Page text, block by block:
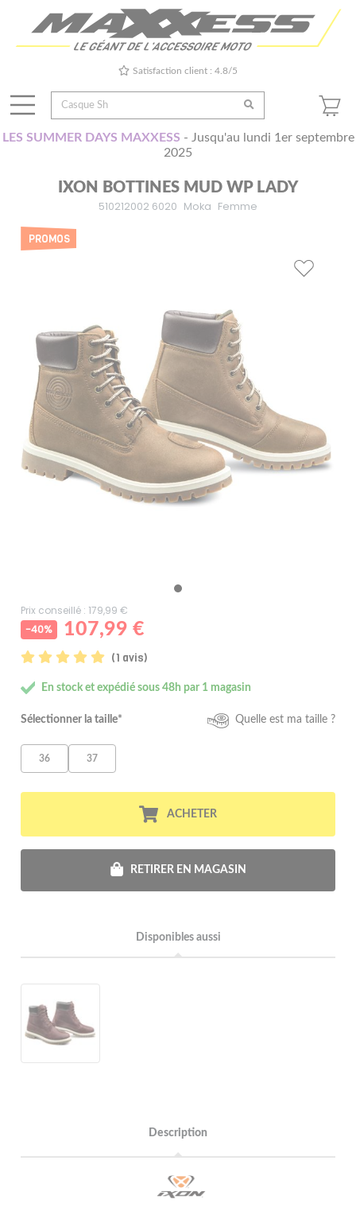
Satisfaction client : 4.8/5
LES SUMMER DAYS MAXXESS - Jusqu'au lundi 1er septembre
2025
IXON BOTTINES MUD WP LADY
510212002 6020 Moka Femme
PROMOS
Prix conseillé : 179,99 €
-40%
107,99 €
(1 avis)
En stock et expédié sous 48h par 1 magasin
Sélectionner la taille* Quelle est ma taille ?
36 37
ACHETER
RETIRER EN MAGASIN
Disponibles aussi
Description